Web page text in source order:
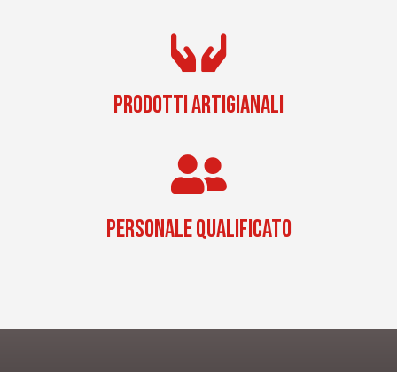
PRODOTTI ARTIGIANALI
PERSONALE QUALIFICATO